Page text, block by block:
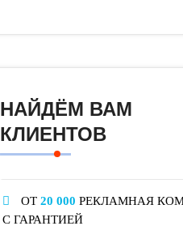
НАЙДЁМ ВАМ
КЛИЕНТОВ
ОТ 20 000 РЕКЛАМНАЯ
С ГАРАНТИЕЙ